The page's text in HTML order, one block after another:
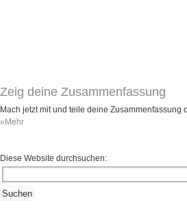
Zeig deine Zusammenfassung
Mach jetzt mit und teile deine Zusammenfassung
»Mehr
Diese Website durchsuchen: